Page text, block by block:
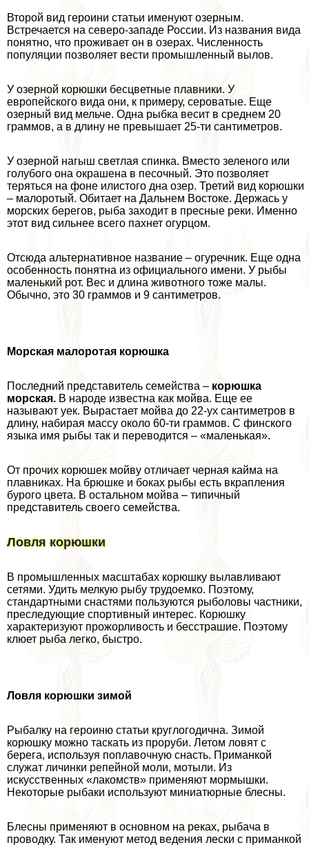
Второй вид героини статьи именуют озерным.
Встречается на северо-западе России. Из названия вида
понятно, что проживает он в озерах. Численность
популяции позволяет вести промышленный вылов.
У озерной корюшки бесцветные плавники. У
европейского вида они, к примеру, сероватые. Еще
озерный вид мельче. Одна рыбка весит в среднем 20
граммов, а в длину не превышает 25-ти сантиметров.
У озерной нагыш светлая спинка. Вместо зеленого или
гoлyбого она окрашена в песочный. Это позволяет
теряться на фоне илистого дна озер. Третий вид корюшки
– малоротый. Обитает на Дальнем Востоке. Держась у
морских берегов, рыба заходит в пресные реки. Именно
этот вид сильнее всего пахнет огурцом.
Отсюда альтернативное название – огуречник. Еще одна
особенность понятна из официального имени. У рыбы
маленький рот. Вес и длина животного тоже малы.
Обычно, это 30 граммов и 9 сантиметров.
Морская малоротая корюшка
Последний представитель семейства – корюшка
морская. В народе известна как мойва. Еще ее
называют уек. Вырастает мойва до 22-ух сантиметров в
длину, набирая массу около 60-ти граммов. С финского
языка имя рыбы так и переводится – «маленькая».
От прочих корюшек мойву отличает черная кайма на
плавниках. На брюшке и боках рыбы есть вкрапления
бурого цвета. В остальном мойва – типичный
представитель своего семейства.
Ловля корюшки
В промышленных масштабах корюшку вылавливают
сетями. Удить мелкую рыбу трудоемко. Поэтому,
стандартными снастями пользуются рыболовы частники,
преследующие спортивный интерес. Корюшку
хаpaктеризуют прожорливость и бесстрашие. Поэтому
клюет рыба легко, быстро.
Ловля корюшки зимой
Рыбалку на героиню статьи круглогодична. Зимой
корюшку можно таскать из проруби. Летом ловят с
берега, используя поплавочную снасть. Приманкой
служат личинки репейной моли, мотыли. Из
искусственных «лакомств» применяют мормышки.
Некоторые рыбаки используют миниатюрные блесны.
Блесны применяют в основном на реках, рыбача в
проводку. Так именуют метод ведения лески с приманкой